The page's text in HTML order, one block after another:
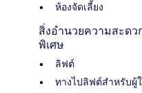
ห้องจัดเลี้ยง
สิ่งอำนวยความสะด
พิเศษ
ลิฟต์
ทางไปลิฟต์สำหรับผู้